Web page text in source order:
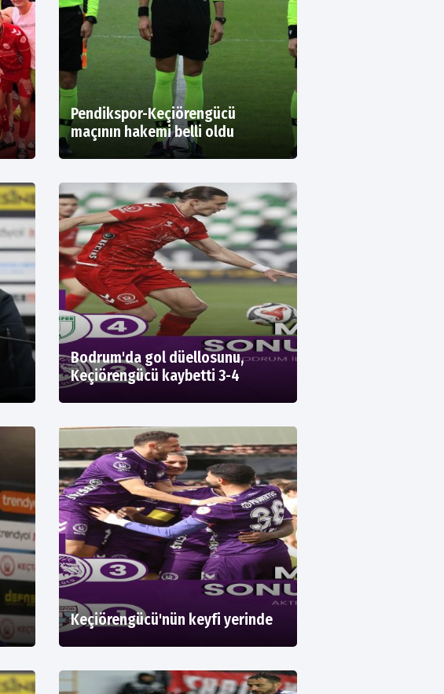
Pendikspor-Keçiörengücü
maçının hakemi belli oldu
Bodrum'da gol düellosunu,
Keçiörengücü kaybetti 3-4
Keçiörengücü'nün keyfi yerinde